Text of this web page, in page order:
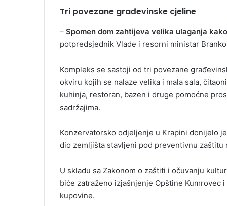
Tri povezane građevinske cjeline
– Spomen dom zahtijeva velika ulaganja
potpredsjednik Vlade i resorni ministar
Kompleks se sastoji od tri povezane
okviru kojih se nalaze velika i mala sala,
kuhinja, restoran, bazen i druge pomoćne
sadržajima.
Konzervatorsko odjeljenje u Krapini donijelo
dio zemljišta stavljeni pod preventivnu zaštitu
U skladu sa Zakonom o zaštiti i očuvanju
biće zatraženo izjašnjenje Opštine
kupovine.